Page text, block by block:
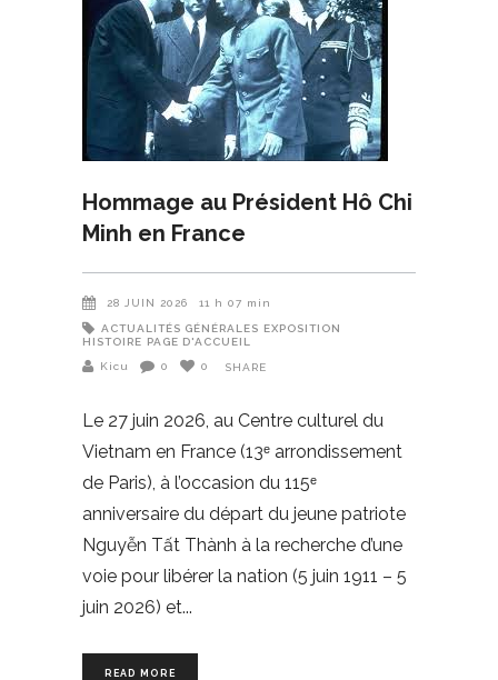
Hommage au Président Hô Chi
Minh en France
28 JUIN 2026 11 h 07 min
ACTUALITÉS GÉNÉRALES EXPOSITION
HISTOIRE PAGE D'ACCUEIL
Kicu 0 0 SHARE
Le 27 juin 2026, au Centre culturel du
Vietnam en France (13ᵉ arrondissement
de Paris), à l’occasion du 115ᵉ
anniversaire du départ du jeune patriote
Nguyễn Tất Thành à la recherche d’une
voie pour libérer la nation (5 juin 1911 – 5
juin 2026) et
READ MORE